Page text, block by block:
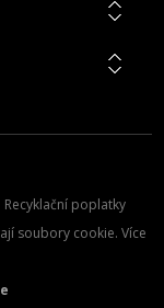
poplatky
soubory cookie. Více